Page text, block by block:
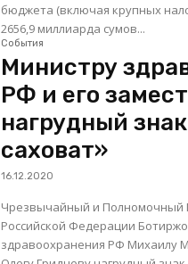
бюджета (включая крупных
2656,9 миллиарда сумов...
События
Министру
РФ и его
нагрудный
саховат»
16.12.2020
Чрезвычайный и Полномочный
Российской Федерации
здравоохранения РФ Михаилу